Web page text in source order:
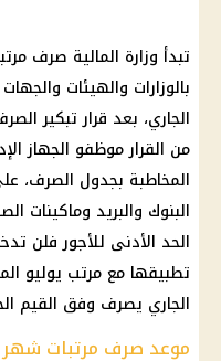
تبدأ وزارة المالية صرف
من القرار موظفو الجهاز
المخاطبة بجدول الصرف،
البنوك والبريد وماكينات
الحد الأدنى للأجورفلن
تطبيقها مع مرتب يوليو
الجاري يصرف وفق القيم
موعد صرف مرتبات شهر